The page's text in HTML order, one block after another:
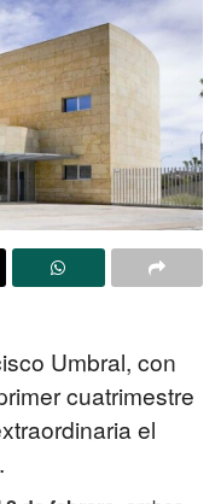
Umbral, con
cuatrimestre
el